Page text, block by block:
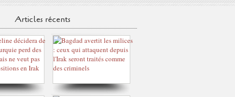
Articles récents